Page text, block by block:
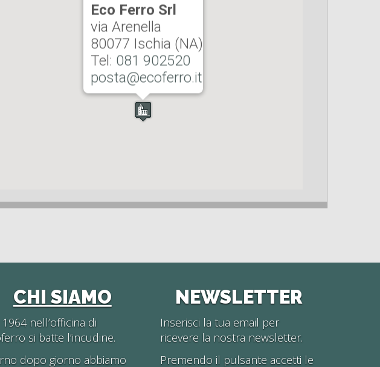
Eco Ferro Srl
via Arenella
80077 Ischia (NA)
Tel: 081 902520
posta@ecoferro.it
CHI SIAMO
1964 nell’officina di
si batte l’incudine.
dopo giorno abbiamo
NEWSLETTER
Inserisci la tua email per
ricevere la nostra newsletter.
Premendo il pulsante accetti le